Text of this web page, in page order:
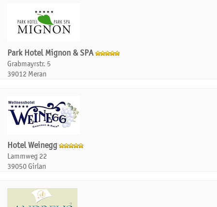
Park Hotel Mignon & SPA
Grabmayrstr. 5
39012 Meran
Hotel Weinegg
Lammweg 22
39050 Girlan